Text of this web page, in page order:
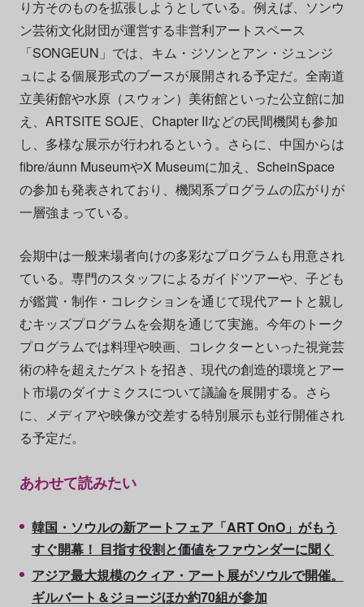
り方そのものを拡張しようとしている。例えば、ソンウ
ン芸術文化財団が運営する非営利アートスペース
「SONGEUN」では、キム・ジソンとアン・ジュンジ
ュによる個展形式のブースが展開される予定だ。全南道
立美術館や水原（スウォン）美術館といった公立館に加
え、ARTSITE SOJE、Chapter IIなどの民間機関も参加
し、多様な展示が行われるという。さらに、中国からは
fibre/áunn MuseumやX Museumに加え、ScheinSpace
の参加も発表されており、機関系プログラムの広がりが
一層強まっている。
会期中は一般来場者向けの多彩なプログラムも用意され
ている。専門のスタッフによるガイドツアーや、子ども
が鑑賞・制作・コレクションを通じて現代アートと親し
むキッズプログラムを会期を通じて実施。今年のトーク
プログラムでは料理や映画、コレクターといった視覚芸
術の枠を超えたゲストを招き、現代の創造的環境とアー
ト市場のダイナミクスについて議論を展開する。さら
に、メディアや映像が交差する特別展示も並行開催され
る予定だ。
あわせて読みたい
韓国・ソウルの新アートフェア「ART OnO」がもう
すぐ開幕！ 目指す役割と価値をファウンダーに聞く
アジア最大規模のクィア・アート展がソウルで開催。
ギルバート＆ジョージほか約70組が参加